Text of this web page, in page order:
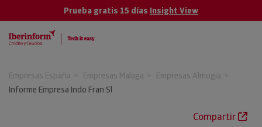
Prueba gratis 15 días Insight View
Empresas España Empresas Malaga
Empresas Almogia
Informe Empresa Indo Fran Sl
Compartir